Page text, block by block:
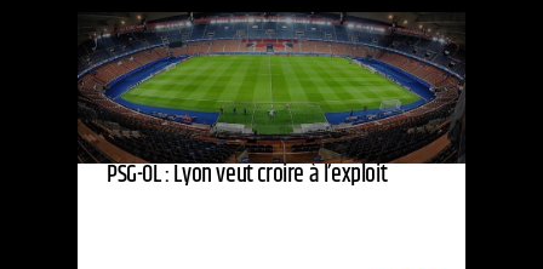
PSG-OL : Lyon veut croire à l’exploit